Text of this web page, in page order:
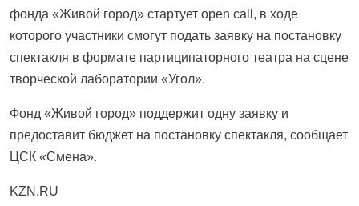
фонда «Живой город» стартует open call, в ходе
которого участники смогут подать заявку на постановку
спектакля в формате партиципаторного театра на сцене
творческой лаборатории «Угол».
Фонд «Живой город» поддержит одну заявку и
предоставит бюджет на постановку спектакля, сообщает
ЦСК «Смена».
KZN.RU